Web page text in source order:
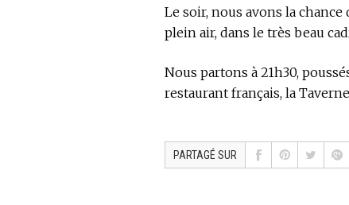
Le soir, nous avons la
plein air, dans le très beau
Nous partons à 21h30,
restaurant français, la
PARTAGÉ SUR